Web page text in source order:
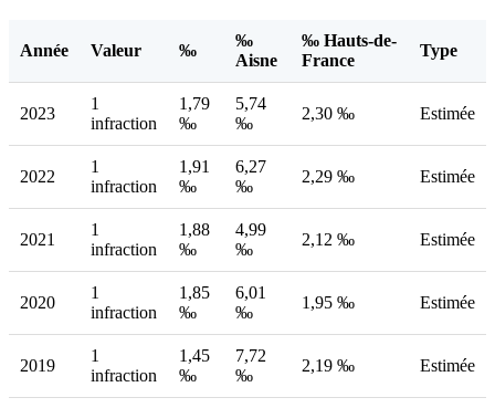
Année Valeur ‰
‰
Aisne
‰ Hauts-de-
France
Type
2023
1
infraction
1,79
‰
5,74
‰
2,30 ‰ Estimée
2022
1
infraction
1,91
‰
6,27
‰
2,29 ‰ Estimée
2021
1
infraction
1,88
‰
4,99
‰
2,12 ‰ Estimée
2020
1
infraction
1,85
‰
6,01
‰
1,95 ‰ Estimée
2019
1
infraction
1,45
‰
7,72
‰
2,19 ‰ Estimée